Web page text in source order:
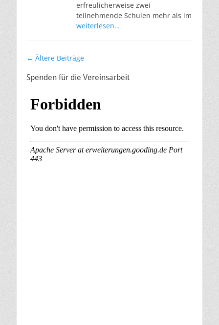
erfreulicherweise zwei
teilnehmende Schulen mehr als im
weiterlesen…
Beitragsnavigation
← Ältere Beiträge
Spenden für die Vereinsarbeit